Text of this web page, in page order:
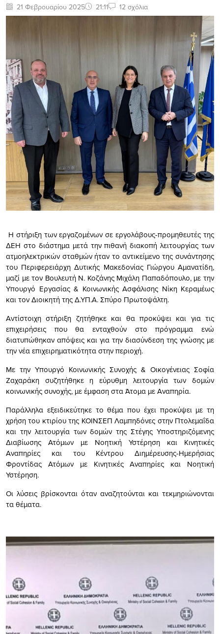
21 Φεβρουαρίου 2025 21:11 12 σχόλια
Η στήριξη των εργαζομένων σε εργολάβους-προμηθευτές της
ΔΕΗ στο διάστημα μετά την πιθανή διακοπή λειτουργίας των
ατμοηλεκτρικών σταθμών ήταν το αντικείμενο της συνάντησης
του Περιφερειάρχη Δυτικής Μακεδονίας Γιώργου Αμανατίδη,
μαζί με τον Βουλευτή Ν. Κοζάνης Μιχάλη Παπαδόπουλο, με την
Υπουργό Εργασίας & Κοινωνικής Ασφάλισης Νίκη Κεραμέως
και τον Διοικητή της Δ.ΥΠ.Α. Σπύρο Πρωτοψάλτη.
Αντίστοιχη στήριξη ζητήθηκε και θα προκύψει και για τις
επιχειρήσεις που θα ενταχθούν στο πρόγραμμα ενώ
διατυπώθηκαν απόψεις και για την διασύνδεση της γνώσης με
την νέα επιχειρηματικότητα στην περιοχή.
Με την Υπουργό Κοινωνικής Συνοχής & Οικογένειας Σοφία
Ζαχαράκη συζητήθηκε η εύρυθμη λειτουργία των δομών
κοινωνικής συνοχής, με έμφαση στα Άτομα με Αναπηρία.
Παράλληλα εξειδικεύτηκε το θέμα που έχει προκύψει με τη
χρήση του κτιρίου της ΚΟΙΝΣΕΠ Λαμπηδόνες στην Πτολεμαΐδα
και την λειτουργία των δομών της Στέγης Υποστηριζόμενης
Διαβίωσης Ατόμων με Νοητική Υστέρηση και Κινητικές
Αναπηρίες και του Κέντρου Διημέρευσης-Ημερήσιας
Φροντίδας Ατόμων με Κινητικές Αναπηρίες και Νοητική
Υστέρηση.
Οι λύσεις βρίσκονται όταν αναζητούνται και τεκμηριώνονται
τα θέματα.